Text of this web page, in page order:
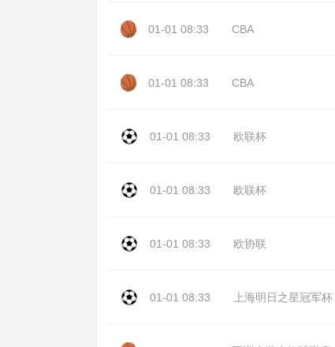
01-01 08:33 CBA
01-01 08:33 CBA
01-01 08:33 欧联杯
01-01 08:33 欧联杯
01-01 08:33 欧协联
01-01 08:33 上海明日之星冠军杯